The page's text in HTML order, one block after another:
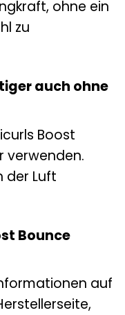
ohne ein
zu
auch ohne
Boost
verwenden.
der Luft
Bounce
auf